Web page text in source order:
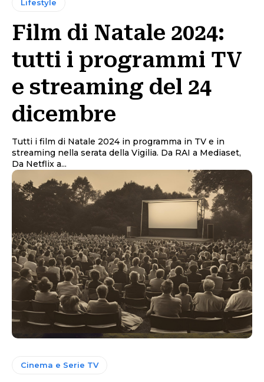
Lifestyle
Film di Natale 2024:
tutti i programmi TV
e streaming del 24
dicembre
Tutti i film di Natale 2024 in programma in TV e in
streaming nella serata della Vigilia. Da RAI a Mediaset,
Da Netflix a...
Cinema e Serie TV